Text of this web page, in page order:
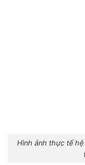
Hình ảnh thực tế